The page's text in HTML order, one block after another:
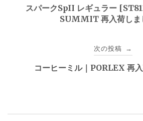
スパークSpII レギュラー
SUMMIT 再入荷しま
次の投稿 →
コーヒーミル｜PORLEX 再入